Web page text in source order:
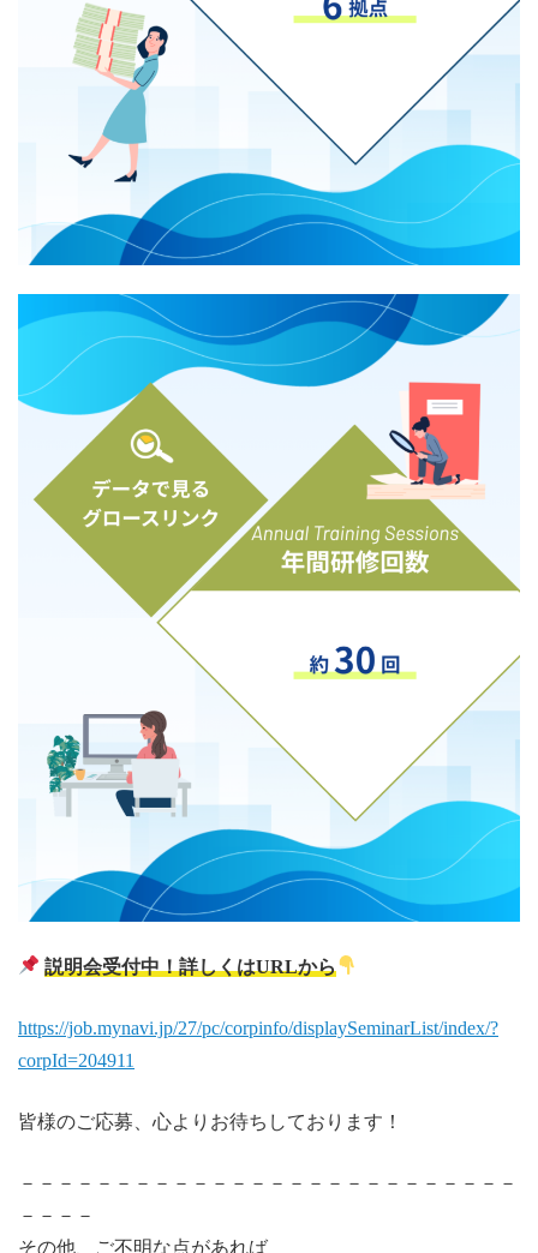
説明会受付中！詳しくはURLから
https://job.mynavi.jp/27/pc/corpinfo/displaySeminarList/index/?
corpId=204911
皆様のご応募、心よりお待ちしております！
－－－－－－－－－－－－－－－－－－－－－－－－－－
－－－－
その他、ご不明な点があれば